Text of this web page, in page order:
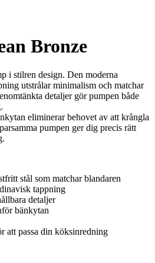
Bronze
i stilren design. Den moderna
utstrålar minimalism och matchar
detaljer gör pumpen både
eliminerar behovet av att krångla
pumpen ger dig precis rätt
stål som matchar blandaren
tappning
detaljer
bänkytan
att passa din köksinredning